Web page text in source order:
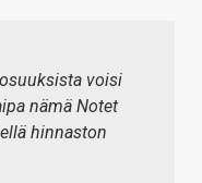
voisi
nämä Notet
hinnaston